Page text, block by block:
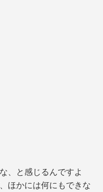
、と感じるんですよ
ほかには何にもできな